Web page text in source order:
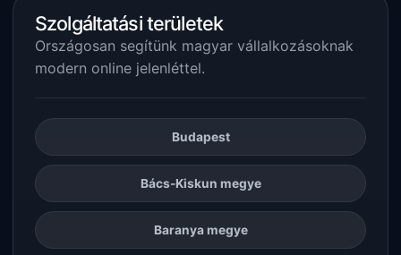
Szolgáltatási területek
Országosan segítünk magyar vállalkozásoknak
modern online jelenléttel.
Budapest
Bács-Kiskun megye
Baranya megye